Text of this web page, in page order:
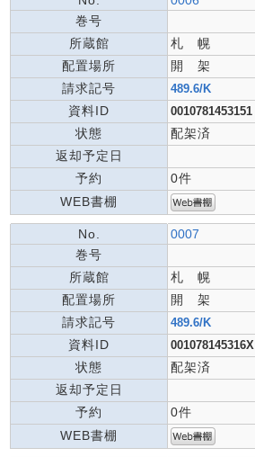
巻号
所蔵館
札 幌
配置場所
開 架
請求記号
489.6/K
資料ID 0010781453151
状態
配架済
返却予定日
予約
0件
WEB書棚
No.
0007
巻号
所蔵館
札 幌
配置場所
開 架
請求記号
489.6/K
資料ID 001078145316X
状態
配架済
返却予定日
予約
0件
WEB書棚